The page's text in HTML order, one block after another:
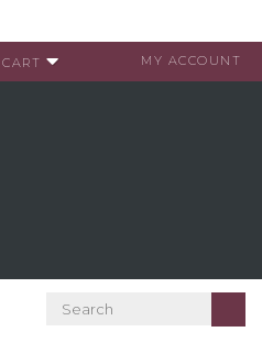
MY ACCOUNT
CART